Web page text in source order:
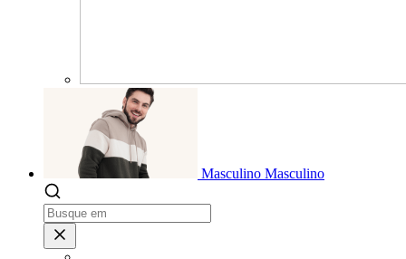
Masculino Masculino